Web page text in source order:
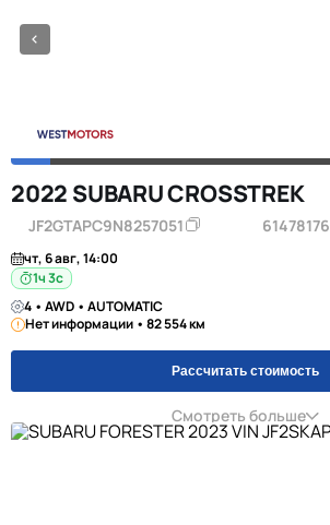
2022 SUBARU CROSSTREK
JF2GTAPC9N8257051 61478176
чт, 6 авг, 14:00
1ч 2с
4 • AWD • AUTOMATIC
Нет информации • 82 554 км
Рассчитать стоимость
Смотреть больше